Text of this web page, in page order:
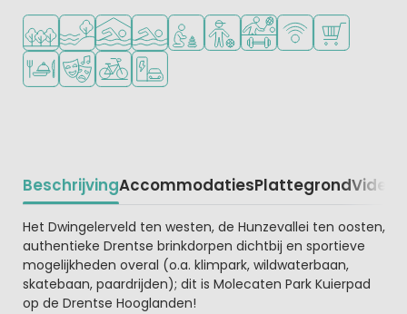
Ligt in een bosrijke omgeving
Ligt bij het water
Overdekt zwembad
Openlucht zwembad
Aanbevolen voor jonge kinderen
Aanbevolen voor tieners
Veel mogelijkheden om
WiFi beschikbaar
Restaurant of pizzeria
Animatieprogramma
FietsverhuurLaadpaal elektrische auto
BeschrijvingAccommodatiesPlattegrondVideo
Beschrijving
Het Dwingelerveld ten westen, de Hunzevallei ten oosten,
authentieke Drentse brinkdorpen dichtbij en sportieve
mogelijkheden overal (o.a. klimpark, wildwaterbaan,
skatebaan, paardrijden); dit is Molecaten Park Kuierpad
op de Drentse Hooglanden!